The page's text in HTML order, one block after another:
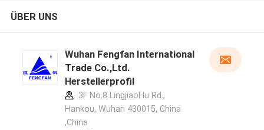
ÜBER UNS
Wuhan Fengfan International
Trade Co.,Ltd.
Herstellerprofil
3F No.8 LingjiaoHu Rd.,
Hankou, Wuhan 430015, China
,China